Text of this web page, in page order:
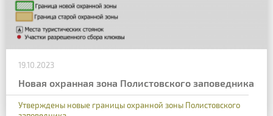
19.10.2023
Новая охранная зона Полистовского заповедника
Утверждены новые границы охранной зоны Полистовского